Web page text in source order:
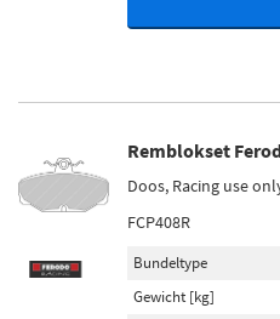
Remblokset
Doos, Racing use
FCP408R
Bundeltype
Gewicht [kg]